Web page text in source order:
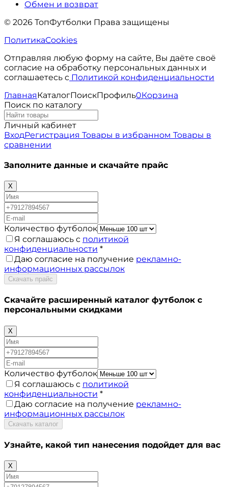
Обмен и возврат
© 2026 ТопФутболки Права защищены
ПолитикаCookies
Отправляя любую форму на сайте, Вы даёте своё
согласие на обработку персональных данных и
соглашаетесь с Политикой конфиденциальности
ГлавнаяКаталогПоискПрофиль0Корзина
Поиск по каталогу
Личный кабинет
ВходРегистрация Товары в избранном Товары в
сравнении
Заполните данные и скачайте прайс
X
Количество футболок
Я соглашаюсь с политикой
конфиденциальности *
Даю согласие на получение рекламно-
информационных рассылок
Скачать прайс
Скачайте расширенный каталог футболок с
персональными скидками
X
Количество футболок
Я соглашаюсь с политикой
конфиденциальности *
Даю согласие на получение рекламно-
информационных рассылок
Скачать каталог
Узнайте, какой тип нанесения подойдет для вас
X